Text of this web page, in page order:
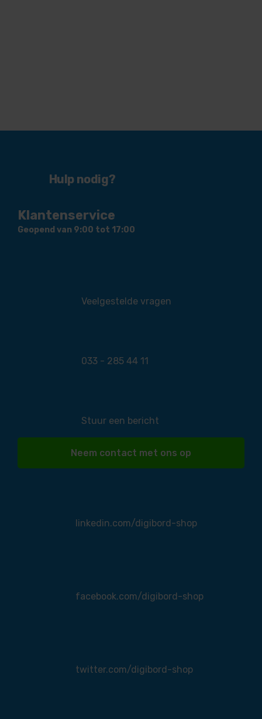
Hulp nodig?
Klantenservice
Geopend van 9:00 tot 17:00
Veelgestelde vragen
033 - 285 44 11
Stuur een bericht
Neem contact met ons op
linkedin.com/digibord-shop
facebook.com/digibord-shop
twitter.com/digibord-shop